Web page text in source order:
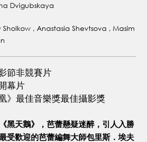
Dvigubskaya
Sholkow , Anastasia Shevtsova , Masim
節非競賽片
幕片
》最佳音樂獎最佳攝影獎
黑天鵝》，芭蕾懸疑迷醉，引人入勝
受歡迎的芭蕾編舞大師包里斯．埃夫